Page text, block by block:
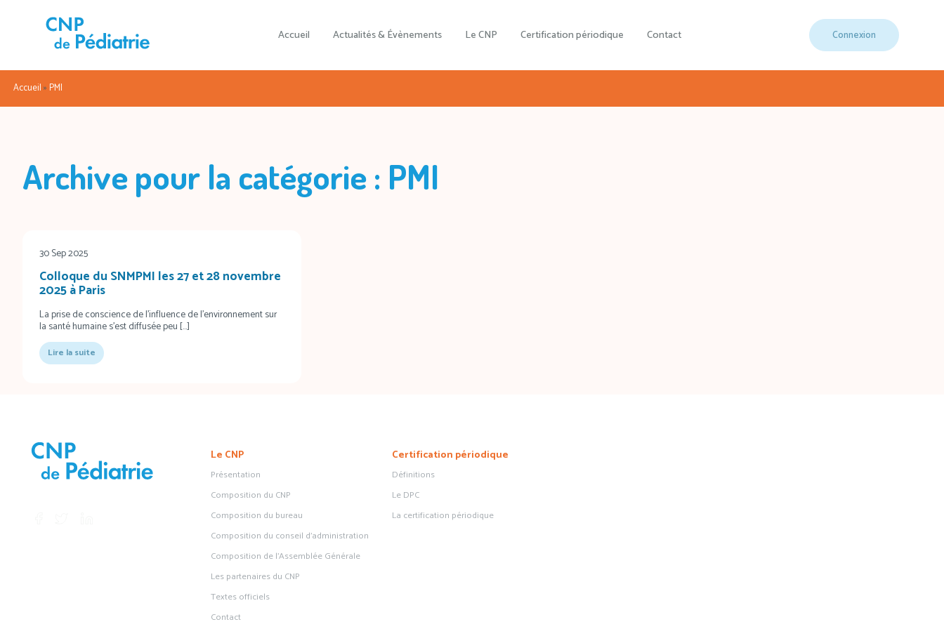
Accueil Actualités & Évènements Le CNP Certification périodique Contact Connexion
Accueil» PMI
Archive pour la catégorie : PMI
30 Sep 2025
Colloque du SNMPMI les 27 et 28 novembre
2025 à Paris
La prise de conscience de l’influence de l’environnement sur
la santé humaine s’est diffusée peu […]
Lire la suite
Le CNP
Présentation
Composition du CNP
Composition du bureau
Composition du conseil d’administration
Composition de l’Assemblée Générale
Les partenaires du CNP
Textes officiels
Contact
Certification périodique
Définitions
Le DPC
La certification périodique